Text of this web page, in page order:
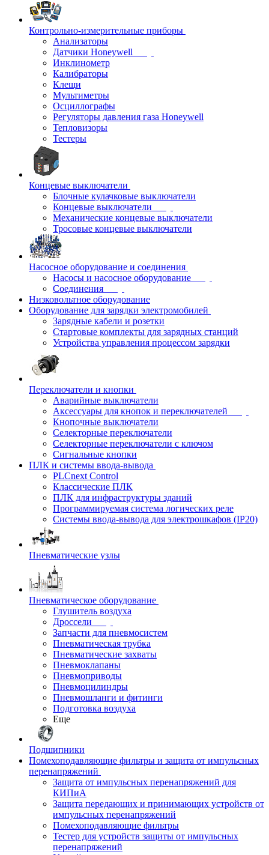
Контрольно-измерительные приборы
Анализаторы
Датчики Honeywell
Инклинометр
Калибраторы
Клещи
Мультиметры
Осциллографы
Регуляторы давления газа Honeywell
Тепловизоры
Тестеры
Концевые выключатели
Блочные кулачковые выключатели
Концевые выключатели
Механические концевые выключатели
Тросовые концевые выключатели
Насосное оборудование и соединения
Насосы и насосное оборудование
Соединения
Низковольтное оборудование
Оборудование для зарядки электромобилей
Зарядные кабели и розетки
Стартовые комплекты для зарядных станций
Устройства управления процессом зарядки
Переключатели и кнопки
Аварийные выключатели
Аксессуары для кнопок и переключателей
Кнопочные выключатели
Селекторные переключатели
Селекторные переключатели с ключом
Сигнальные кнопки
ПЛК и системы ввода-вывода
PLCnext Control
Классические ПЛК
ПЛК для инфраструктуры зданий
Программируемая система логических реле
Системы ввода-вывода для электрошкафов (IP20)
Пневматические узлы
Пневматическое оборудование
Глушитель воздуха
Дроссели
Запчасти для пневмосистем
Пневматическая трубка
Пневматические захваты
Пневмоклапаны
Пневмоприводы
Пневмоцилиндры
Пневмошланги и фитинги
Подготовка воздуха
Еще
Подшипники
Помехоподавляющие фильтры и защита от импульсных
перенапряжений
Защита от импульсных перенапряжений для
КИПиА
Защита передающих и принимающих устройств от
импульсных перенапряжений
Помехоподавляющие фильтры
Тестер для устройств защиты от импульсных
перенапряжений